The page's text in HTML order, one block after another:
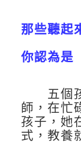
那些聽起
你認為是
五個孩
師，在忙
孩子，她
式，教養